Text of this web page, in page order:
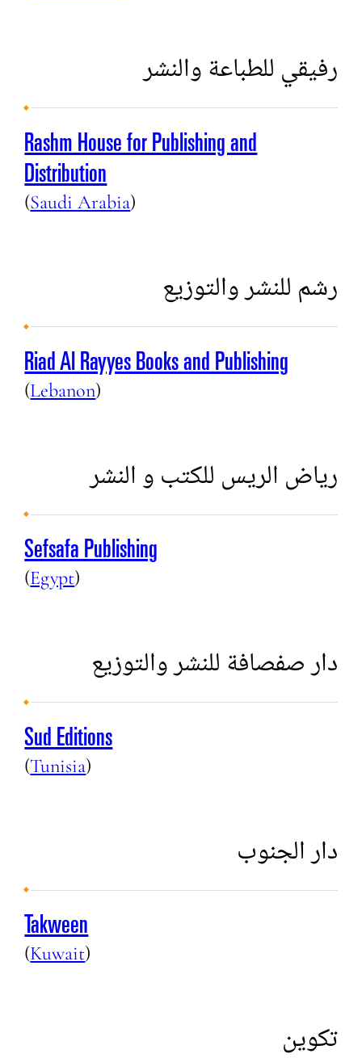
رفيقي للطباعة والنشر
Rashm House for Publishing and
Distribution
(Saudi Arabia)
رشم للنشر والتوزيع
Riad Al Rayyes Books and Publishing
(Lebanon)
رياض الريس للكتب و النشر
Sefsafa Publishing
(Egypt)
دار صفصافة للنشر والتوزيع
Sud Editions
(Tunisia)
دار الجنوب
Takween
(Kuwait)
تكوين